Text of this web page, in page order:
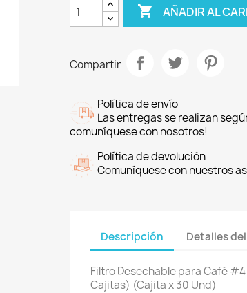
 AÑADIR AL
Compartir
Política de envío
Las entregas se realizan
comuníquese con nosotros!
Política de devolución
Comuníquese con nuestros
Descripción Detalles
Filtro Desechable para Café #4
Cajitas) (Cajita x 30 Und)